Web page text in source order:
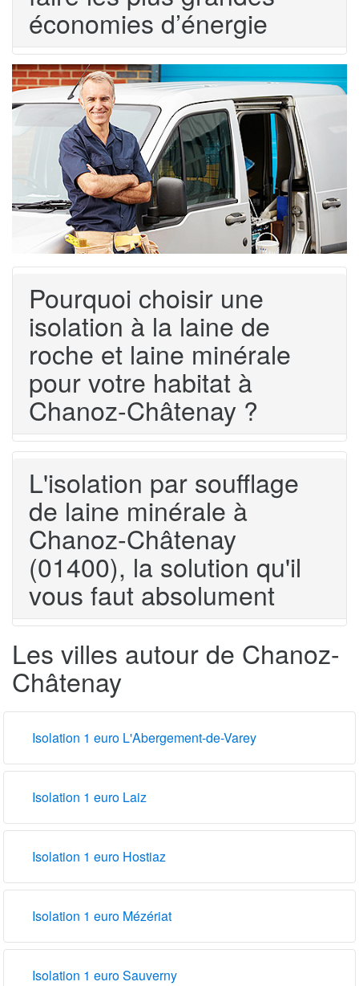
économies d’énergie
Pourquoi choisir une
isolation à la laine de
roche et laine minérale
pour votre habitat à
Chanoz-Châtenay ?
L'isolation par soufflage
de laine minérale à
Chanoz-Châtenay
(01400), la solution qu'il
vous faut absolument
Les villes autour de Chanoz-
Châtenay
Isolation 1 euro L'Abergement-de-Varey
Isolation 1 euro Laiz
Isolation 1 euro Hostiaz
Isolation 1 euro Mézériat
Isolation 1 euro Sauverny